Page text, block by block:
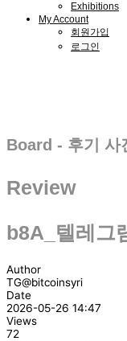
Exhibitions
My Account
회원가입
로그인
Board - 후기 사
Review
b8A_텔레그
Author
TG@bitcoinsyri
Date
2026-05-26 14:47
Views
72